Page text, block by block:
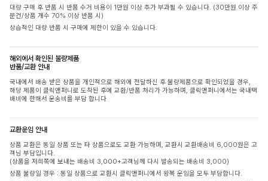
대량 구매 후 반품 시 반품 수거 비용이 1만원 이상 추가 부과될 수 있습니다. (30만원 이상 주
문건/상품 개수 70% 이상 반품 시)
상습적인 대량 반품 시 구매에 제한이 있을 수 있습니다.
해외에서 확인된 불량제품
반품/교환 안내
국내에서 배송 받은 상품을 개인적으로 해외에 전달하신 후 불량제품으로 확인되었을 경우,
해당 제품이 클릭앤퍼니로 도착된 후에 교환/반품 처리가 가능하며, 클릭앤퍼니에서는 국내택
배비에 한해서 운송비를 부담 합니다
교환운임 안내
상품 교환은 동일 상품 또는 타 상품으로도 교환 가능하며, 교환시 교환배송비 6,000원은 고
객님 부담입니다.
(상품을 저희쪽에 보내는 배송비 3,000+고객님께 다시 발송되는 배송비 3,000)
상품 불량일 경우 : 동일 상품으로 교환시 클릭앤퍼니에서 왕복 운임을 모두 부담합니다.